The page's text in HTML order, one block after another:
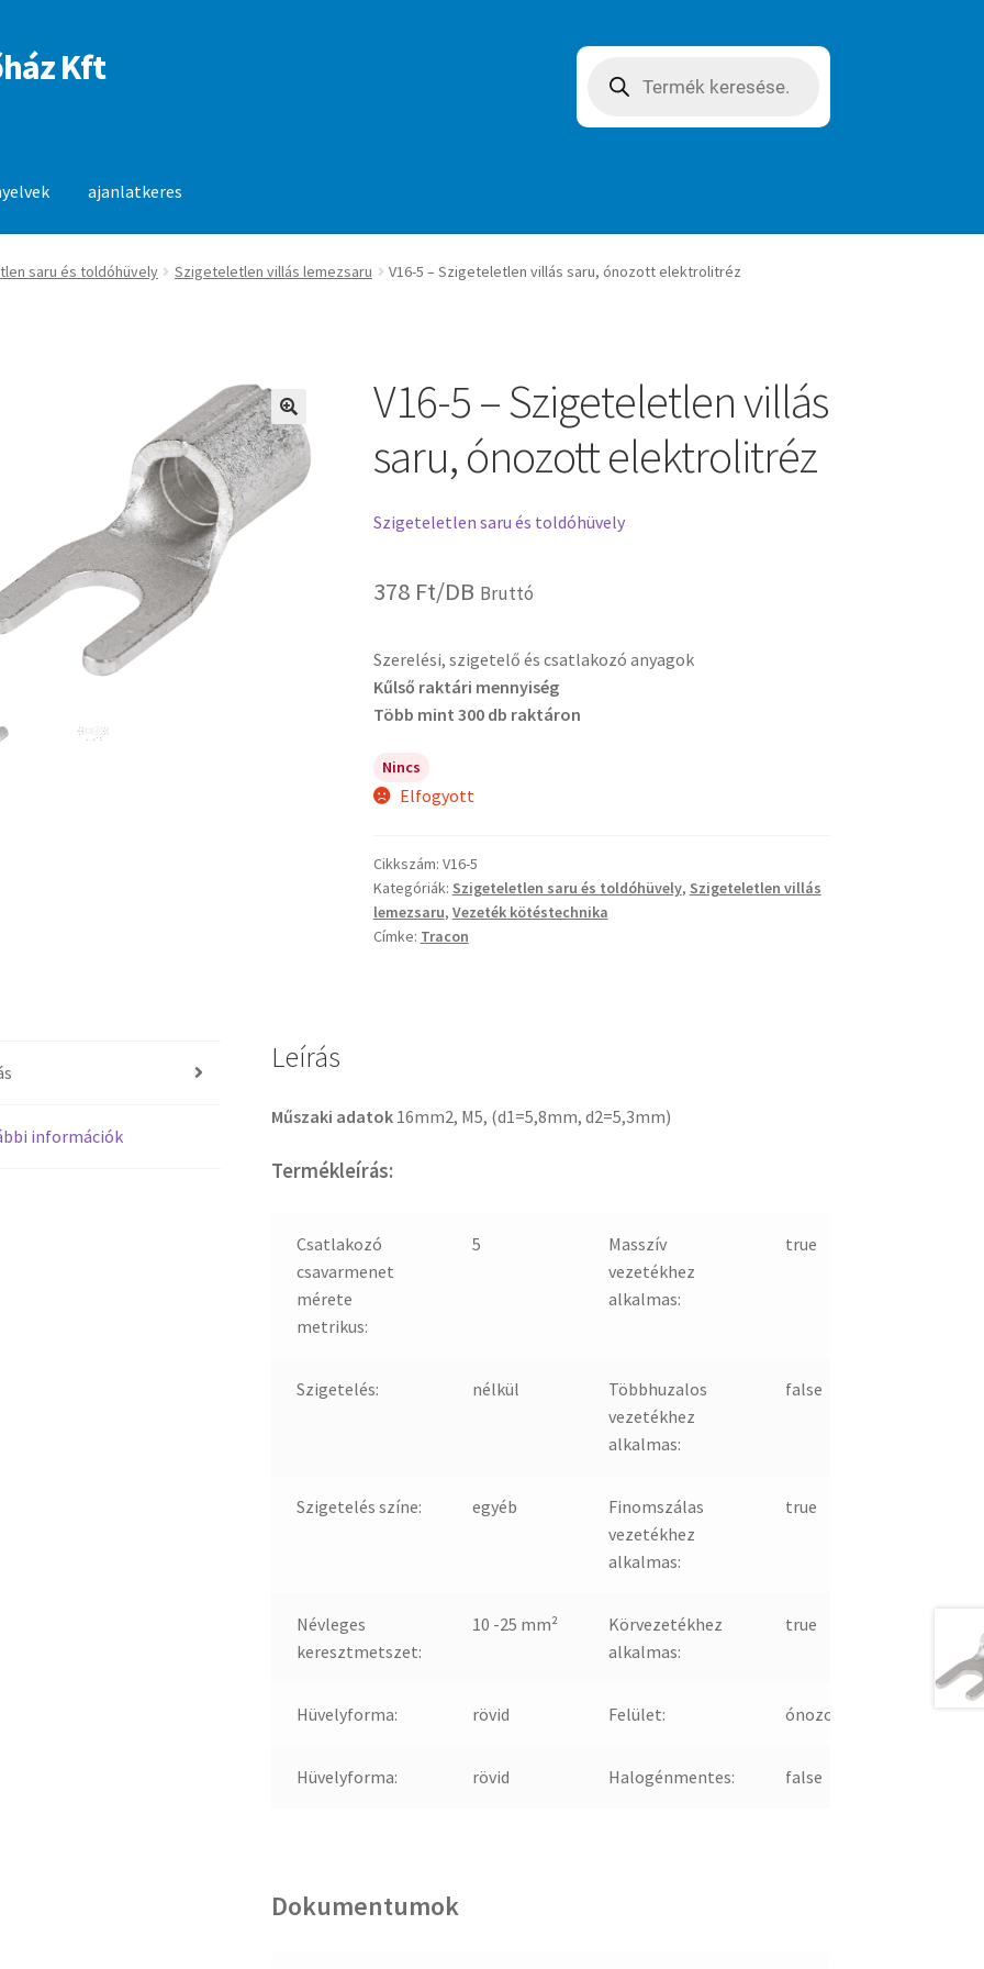
Kft search
ajanlatkeres
saru és toldóhüvely Szigeteletlen villás lemezsaru V16-5 – Szigeteletlen villás saru, ónozott elektrolitréz
🔍
V16-5 – Szigeteletlen villás
saru, ónozott elektrolitréz
Szigeteletlen saru és toldóhüvely
378 Ft/DB Bruttó
Szerelési, szigetelő és csatlakozó anyagok
Kűlső raktári mennyiség
Több mint 300 db raktáron
Nincs
Elfogyott
Cikkszám: V16-5
Kategóriák: Szigeteletlen saru és toldóhüvely, Szigeteletlen villás
lemezsaru, Vezeték kötéstechnika
Címke: Tracon
információk
Leírás
Műszaki adatok 16mm2, M5, (d1=5,8mm, d2=5,3mm)
Termékleírás:
Csatlakozó
csavarmenet
mérete
metrikus:
5
Masszív
vezetékhez
alkalmas:
true
Szigetelés: nélkül
Többhuzalos
vezetékhez
alkalmas:
false
Szigetelés színe: egyéb
Finomszálas
vezetékhez
alkalmas:
true
Névleges
keresztmetszet:
10 -25 mm²
Körvezetékhez
alkalmas:
true
Hüvelyforma: rövid Felület: ónozott
Hüvelyforma: rövid Halogénmentes: false
Dokumentumok